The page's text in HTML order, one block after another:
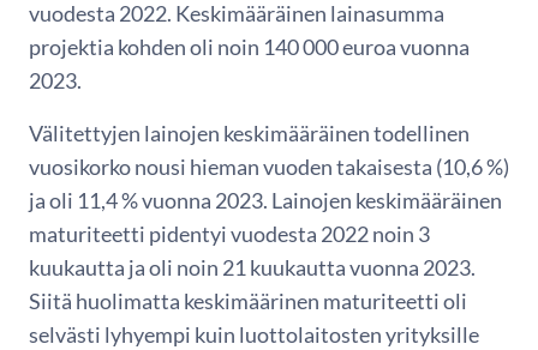
vuodesta 2022. Keskimääräinen lainasumma
projektia kohden oli noin 140 000 euroa vuonna
2023.
Välitettyjen lainojen keskimääräinen todellinen
vuosikorko nousi hieman vuoden takaisesta (10,6 %)
ja oli 11,4 % vuonna 2023. Lainojen keskimääräinen
maturiteetti pidentyi vuodesta 2022 noin 3
kuukautta ja oli noin 21 kuukautta vuonna 2023.
Siitä huolimatta keskimäärinen maturiteetti oli
selvästi lyhyempi kuin luottolaitosten yrityksille